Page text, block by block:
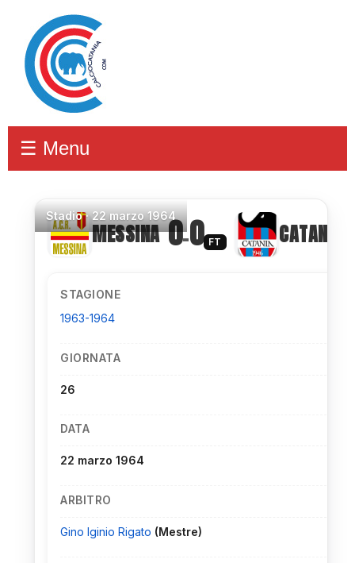
☰ Menu
Stadio·22 marzo 1964
MESSINA 0–0 FT CATANIA
STAGIONE
1963-1964
GIORNATA
26
DATA
22 marzo 1964
ARBITRO
Gino Iginio Rigato (Mestre)